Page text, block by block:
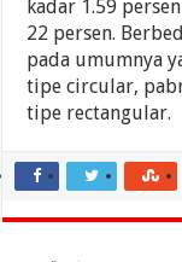
kadar 1.59
22 persen.
pada umumnya
tipe circular,
tipe rectangular.